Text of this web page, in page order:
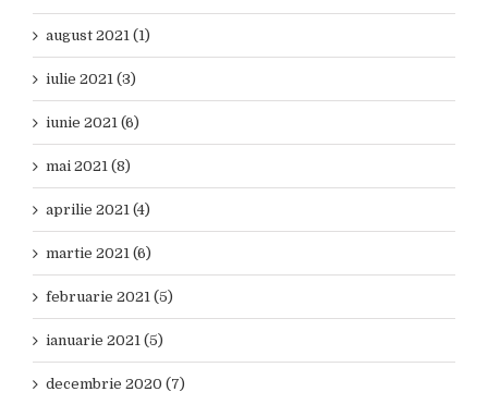
august 2021 (1)
iulie 2021 (3)
iunie 2021 (6)
mai 2021 (8)
aprilie 2021 (4)
martie 2021 (6)
februarie 2021 (5)
ianuarie 2021 (5)
decembrie 2020 (7)